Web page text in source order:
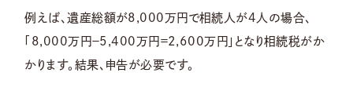
例えば、遺産総額が8,000万円で相続人が4人の場合、
「8,000万円－5,400万円＝2,600万円」となり相続税がか
かります。結果、申告が必要です。